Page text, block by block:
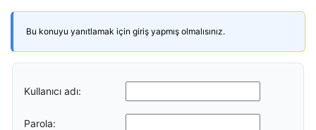
Bu konuyu yanıtlamak için giriş yapmış olmalısınız.
Kullanıcı adı:
Parola: